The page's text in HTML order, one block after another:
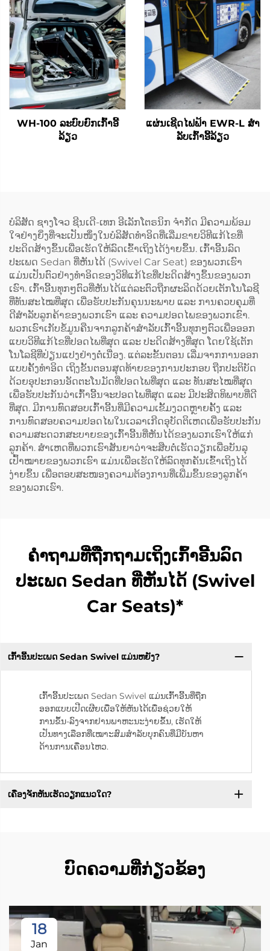
WH-100 ລະບົບຍົກເກົ້າອີ້
ລ້ຽວ
ແຜ່ນເຊີດໄຟຟ້າ EWR-L ສໍາ
ລັບເກົ້າອີ້ລ້ຽວ
ບໍລິສັດ ຊາງໂຈວ ຊີນເດີ-ເທກ ອີເລັກໂຕຣນິກ ຈຳກັດ ມີຄວາມພ້ອມ
ໃຈຢ່າງຍິ່ງທີ່ຈະເປັນໜຶ່ງໃນບໍລິສັດທຳອິດທີ່ເລີ່ມຂາຍວິທີແກ້ໄຂທີ່
ປະດິດສ້າງຂຶ້ນເພື່ອເຮັດໃຫ້ລົດເຂົ້າເຖິງໄດ້ງ່າຍຂຶ້ນ. ເກົ້າອີ້ນລົດ
ປະເພດ Sedan ທີ່ຫັນໄດ້ (Swivel Car Seat) ຂອງພວກເຮົາ
ແມ່ນເປັນຕົວຢ່າງທຳອິດຂອງວິທີແກ້ໄຂທີ່ປະດິດສ້າງຂຶ້ນຂອງພວກ
ເຮົາ. ເກົ້າອີ້ນທຸກໆຕົວທີ່ຫັນໄດ້ແຕ່ລະຕົວຖືກຜະລິດດ້ວຍເຕັກໂນໂລຊີ
ທີ່ທັນສະໄໝທີ່ສຸດ ເພື່ອຮັບປະກັນຄຸນນະພາບ ແລະ ການຄວບຄຸມທີ່
ດີສຳລັບລູກຄ້າຂອງພວກເຮົາ ແລະ ຄວາມປອດໄພຂອງພວກເຂົາ.
ພວກເຮົາເກັບຂໍ້ມູນຄືນຈາກລູກຄ້າສຳລັບເກົ້າອີ້ນທຸກໆຕົວເພື່ອອອກ
ແບບວິທີແກ້ໄຂທີ່ປອດໄພທີ່ສຸດ ແລະ ປະດິດສ້າງທີ່ສຸດ ໂດຍໃຊ້ເຕັກ
ໂນໂລຊີທີ່ປ່ຽນແປງຢ່າງຕໍ່ເນື່ອງ. ແຕ່ລະຂັ້ນຕອນ ເລີ່ມຈາກການອອກ
ແບບຄັ້ງທຳອິດ ເຖິງຂັ້ນຕອນສຸດທ້າຍຂອງການປະກອບ ຖືກປະຕິບັດ
ດ້ວຍອຸປະກອນອັດຕະໂນມັດທີ່ປອດໄພທີ່ສຸດ ແລະ ທັນສະໄໝທີ່ສຸດ
ເພື່ອຮັບປະກັນວ່າເກົ້າອີ້ນຈະປອດໄພທີ່ສຸດ ແລະ ມີປະສິດທິພາບທີ່ດີ
ທີ່ສຸດ. ມີການທົດສອບເກົ້າອີ້ນທີ່ມີຄວາມເຂັ້ມງວດຫຼາຍຄັ້ງ ແລະ
ການທົດສອບຄວາມປອດໄພໃນເວລາເກີດອຸບັດຕິເຫດເພື່ອຮັບປະກັນ
ຄວາມສະດວກສະບາຍຂອງເກົ້າອີ້ນທີ່ຫັນໄດ້ຂອງພວກເຮົາໃຫ້ແກ່
ລູກຄ້າ. ສຳເຫດທີ່ພວກເຮົາສັນຍາວ່າຈະສືບຕໍ່ເຮັດວຽກເພື່ອບັນລຸ
ເປົ້າໝາຍຂອງພວກເຮົາ ແມ່ນເພື່ອເຮັດໃຫ້ລົດທຸກຄັນເຂົ້າເຖິງໄດ້
ງ່າຍຂຶ້ນ ເພື່ອຕອບສະໜອງຄວາມຕ້ອງການທີ່ເພີ່ມຂຶ້ນຂອງລູກຄ້າ
ຂອງພວກເຮົາ.
ຄຳຖາມທີ່ຖືກຖາມເຖິງເກົ້າອີ້ນລົດ
ປະເພດ Sedan ທີ່ຫັນໄດ້ (Swivel
Car Seats)*
ເກົ້າອີ້ນປະເພດ Sedan Swivel ແມ່ນຫຍັງ?
ເກົ້າອີ້ນປະເພດ Sedan Swivel ແມ່ນເກົ້າອີ້ນທີ່ຖືກ
ອອກແບບເປີດເຜີຍເພື່ອໃຫ້ຫັນໄດ້ເພື່ອຊ່ວຍໃຫ້
ການຂຶ້ນ-ລົງຈາກຢານພາຫະນະງ່າຍຂຶ້ນ, ເຮັດໃຫ້
ເປັນທາງເລືອກທີ່ເໝາະສົມສຳລັບບຸກຄົນທີ່ມີບັນຫາ
ດ້ານການເຄື່ອນໄຫວ.
ເຄື່ອງຈັກຫັນເຮັດວຽກແນວໃດ?
ບົດຄວາມທີ່ກ່ຽວຂ້ອງ
18
Jan